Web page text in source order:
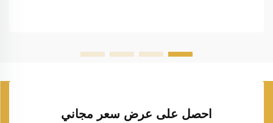
احصل على عرض سعر مجاني